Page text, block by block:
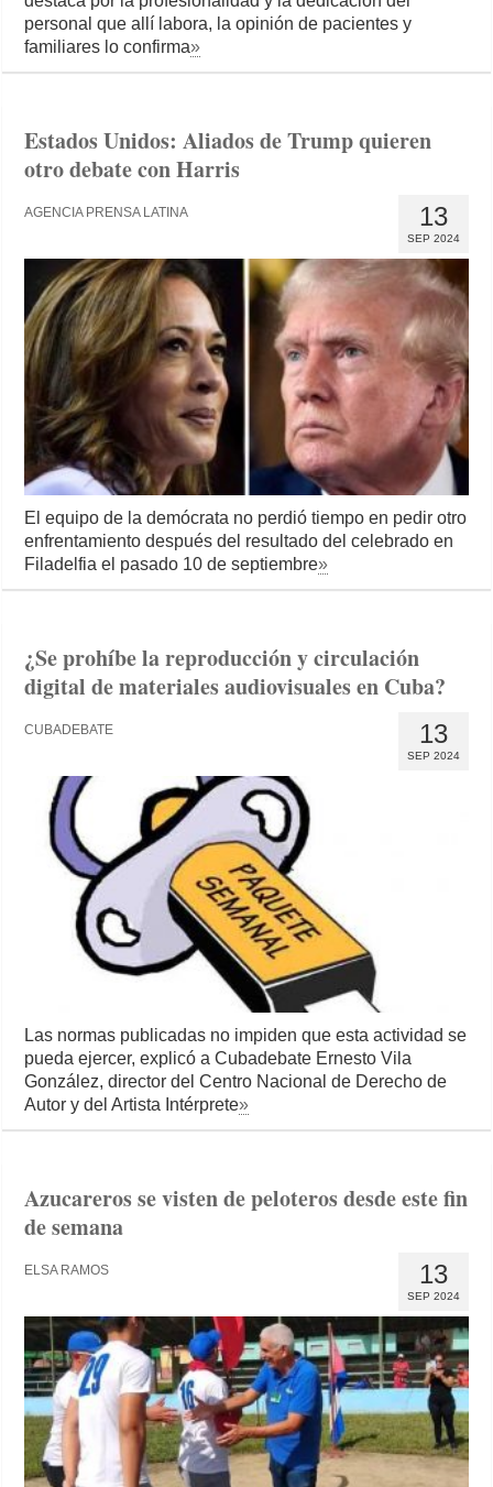
personal que allí labora, la opinión de pacientes y
familiares lo confirma»
Estados Unidos: Aliados de Trump quieren
otro debate con Harris
13
SEP 2024
AGENCIA PRENSA LATINA
El equipo de la demócrata no perdió tiempo en pedir otro
enfrentamiento después del resultado del celebrado en
Filadelfia el pasado 10 de septiembre»
¿Se prohíbe la reproducción y circulación
digital de materiales audiovisuales en Cuba?
13
SEP 2024
CUBADEBATE
Las normas publicadas no impiden que esta actividad se
pueda ejercer, explicó a Cubadebate Ernesto Vila
González, director del Centro Nacional de Derecho de
Autor y del Artista Intérprete»
Azucareros se visten de peloteros desde este fin
de semana
13
SEP 2024
ELSA RAMOS